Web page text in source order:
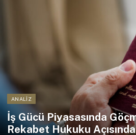
ANALIZ
İş Gücü Piyasasında
Rekabet Hukuku